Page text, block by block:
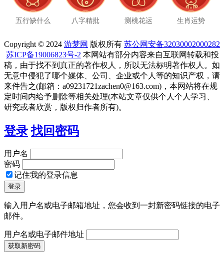
五行缺什么 八字精批 测桃花运 生肖运势
Copyright © 2024 游梦网 版权所有 苏公网安备32030002000282
苏ICP备19006823号-2 本网站有部分内容来自互联网转载和投
稿，由于找不到真正的著作权人，所以无法标明著作权人。如
无意中侵犯了哪个媒体、公司、企业或个人等的知识产权，请
来件告之(邮箱：a09231721zachen0@163.com)，本网站将在规
定时间内给予删除等相关处理(本站文章仅供个人个人学习、
研究或者欣赏，版权归作者所有)。
登录 找回密码
用户名
密码
记住我的登录信息
输入用户名或电子邮箱地址，您会收到一封新密码链接的电子
邮件。
用户名或电子邮件地址